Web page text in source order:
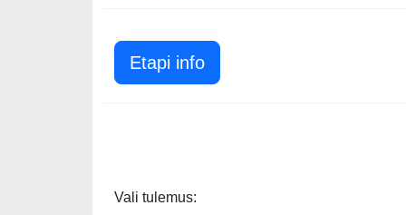
Etapi info
Vali tulemus: